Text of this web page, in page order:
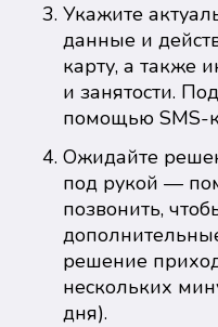
Укажите
данные и
карту, а также
и занятости.
помощью SMS-
Ожидайте
под рукой —
позвонить,
решение
нескольких
дня).